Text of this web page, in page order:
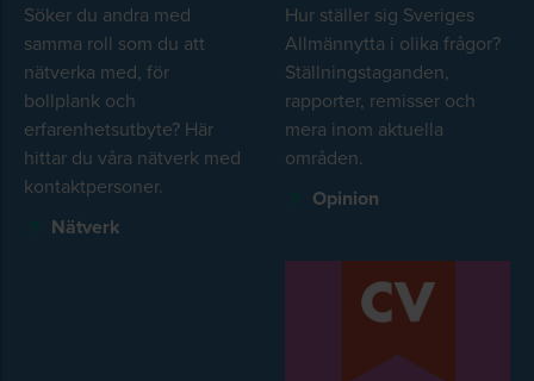
Söker du andra med
samma roll som du att
nätverka med, för
bollplank och
erfarenhetsutbyte? Här
hittar du våra nätverk med
kontaktpersoner.
Nätverk
Hur ställer sig Sveriges
Allmännytta i olika frågor?
Ställningstaganden,
rapporter, remisser och
mera inom aktuella
områden.
Opinion